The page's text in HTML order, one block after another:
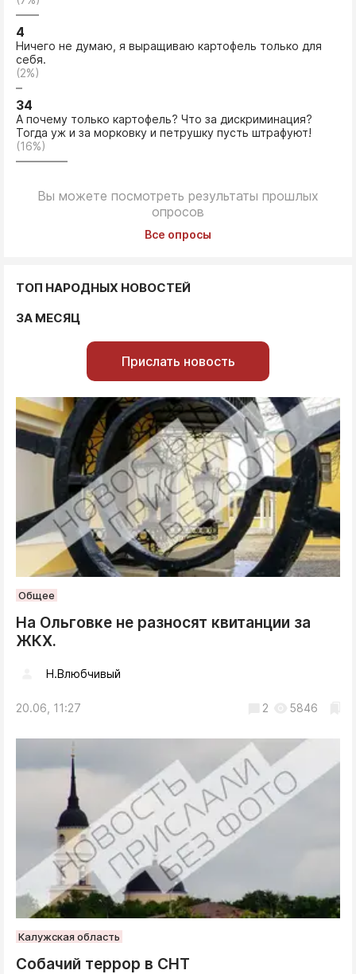
4
Ничего не думаю, я выращиваю картофель только для
себя.
(2%)
34
А почему только картофель? Что за дискриминация?
Тогда уж и за морковку и петрушку пусть штрафуют!
(16%)
Вы можете посмотреть результаты прошлых
опросов
Все опросы
ТОП НАРОДНЫХ НОВОСТЕЙ
ЗА МЕСЯЦ
Прислать новость
Общее
На Ольговке не разносят квитанции за
ЖКХ.
Н.Влюбчивый
20.06, 11:27 2 5846
Калужская область
Собачий террор в СНТ